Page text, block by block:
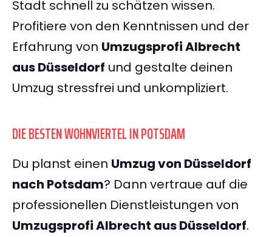
Stadt schnell zu schätzen wissen.
Profitiere von den Kenntnissen und der
Erfahrung von Umzugsprofi Albrecht
aus Düsseldorf und gestalte deinen
Umzug stressfrei und unkompliziert.
DIE BESTEN WOHNVIERTEL IN POTSDAM
Du planst einen Umzug von Düsseldorf
nach Potsdam? Dann vertraue auf die
professionellen Dienstleistungen von
Umzugsprofi Albrecht aus Düsseldorf.